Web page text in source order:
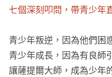
七個深刻叩問，帶青少年
青少年叛逆，因為他們困
青少年成長，因為有良師
讓薩提爾大師，成為少年